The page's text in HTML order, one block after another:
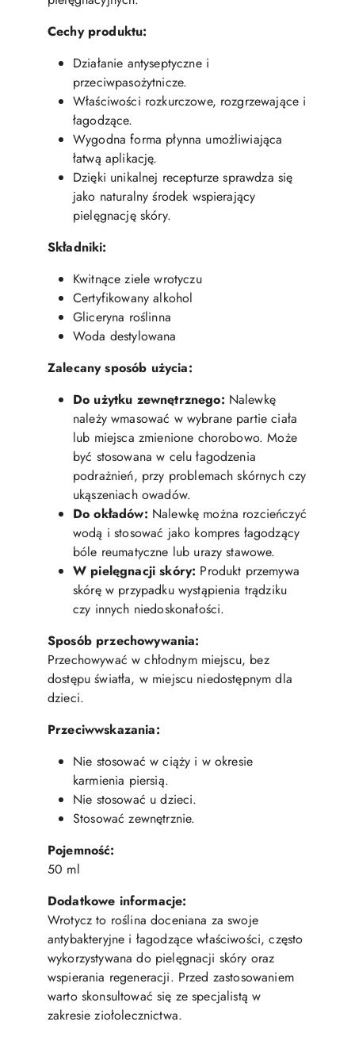
Cechy produktu:
Działanie antyseptyczne i
przeciwpasożytnicze.
Właściwości rozkurczowe, rozgrzewające i
łagodzące.
Wygodna forma płynna umożliwiająca
łatwą aplikację.
Dzięki unikalnej recepturze sprawdza się
jako naturalny środek wspierający
pielęgnację skóry.
Składniki:
Kwitnące ziele wrotyczu
Certyfikowany alkohol
Gliceryna roślinna
Woda destylowana
Zalecany sposób użycia:
Do użytku zewnętrznego: Nalewkę
należy wmasować w wybrane partie ciała
lub miejsca zmienione chorobowo. Może
być stosowana w celu łagodzenia
podrażnień, przy problemach skórnych czy
ukąszeniach owadów.
Do okładów: Nalewkę można rozcieńczyć
wodą i stosować jako kompres łagodzący
bóle reumatyczne lub urazy stawowe.
W pielęgnacji skóry: Produkt przemywa
skórę w przypadku wystąpienia trądziku
czy innych niedoskonałości.
Sposób przechowywania:
Przechowywać w chłodnym miejscu, bez
dostępu światła, w miejscu niedostępnym dla
dzieci.
Przeciwwskazania:
Nie stosować w ciąży i w okresie
karmienia piersią.
Nie stosować u dzieci.
Stosować zewnętrznie.
Pojemność:
50 ml
Dodatkowe informacje:
Wrotycz to roślina doceniana za swoje
antybakteryjne i łagodzące właściwości, często
wykorzystywana do pielęgnacji skóry oraz
wspierania regeneracji. Przed zastosowaniem
warto skonsultować się ze specjalistą w
zakresie ziołolecznictwa.